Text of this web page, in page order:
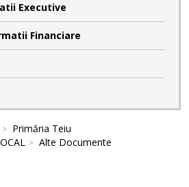
Executive
Financiare
Primăria Teiu
Alte Documente